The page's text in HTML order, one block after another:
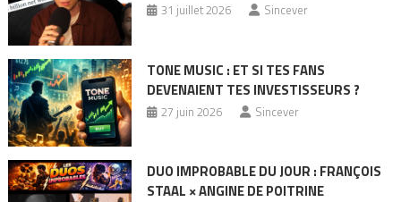
31 juillet 2026 Sincever
TONE MUSIC : ET SI TES FANS
DEVENAIENT TES INVESTISSEURS ?
27 juin 2026 Sincever
DUO IMPROBABLE DU JOUR : FRANÇOIS
STAAL × ANGINE DE POITRINE